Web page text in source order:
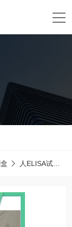
人ELISA试剂盒